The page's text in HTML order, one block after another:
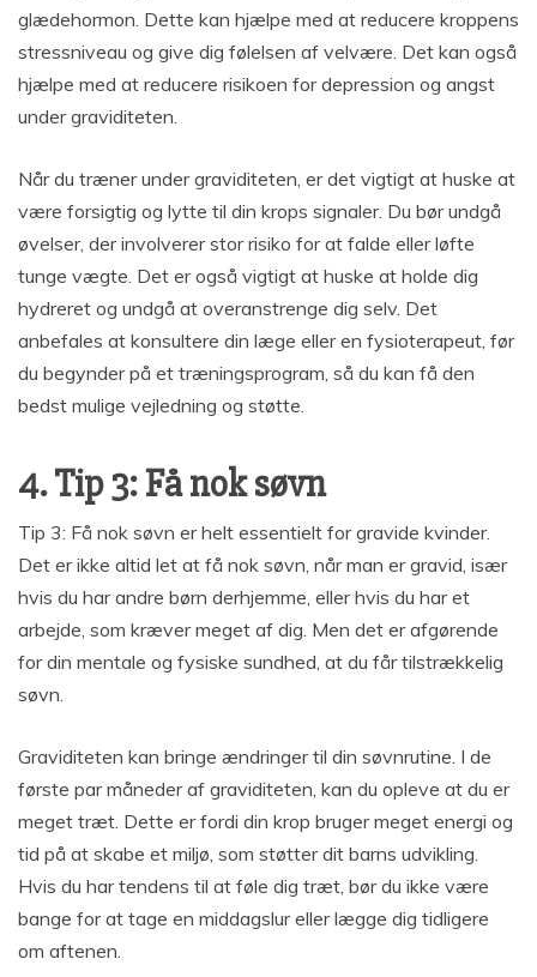
glædehormon. Dette kan hjælpe med at reducere kroppens
stressniveau og give dig følelsen af velvære. Det kan også
hjælpe med at reducere risikoen for depression og angst
under graviditeten.
Når du træner under graviditeten, er det vigtigt at huske at
være forsigtig og lytte til din krops signaler. Du bør undgå
øvelser, der involverer stor risiko for at falde eller løfte
tunge vægte. Det er også vigtigt at huske at holde dig
hydreret og undgå at overanstrenge dig selv. Det
anbefales at konsultere din læge eller en fysioterapeut, før
du begynder på et træningsprogram, så du kan få den
bedst mulige vejledning og støtte.
4. Tip 3: Få nok søvn
Tip 3: Få nok søvn er helt essentielt for gravide kvinder.
Det er ikke altid let at få nok søvn, når man er gravid, især
hvis du har andre børn derhjemme, eller hvis du har et
arbejde, som kræver meget af dig. Men det er afgørende
for din mentale og fysiske sundhed, at du får tilstrækkelig
søvn.
Graviditeten kan bringe ændringer til din søvnrutine. I de
første par måneder af graviditeten, kan du opleve at du er
meget træt. Dette er fordi din krop bruger meget energi og
tid på at skabe et miljø, som støtter dit barns udvikling.
Hvis du har tendens til at føle dig træt, bør du ikke være
bange for at tage en middagslur eller lægge dig tidligere
om aftenen.